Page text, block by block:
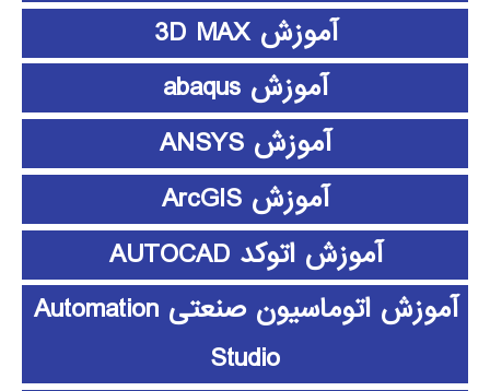
آموزش 3D MAX
آموزش abaqus
آموزش ANSYS
آموزش ArcGIS
آموزش اتوکد AUTOCAD
آموزش اتوماسیون صنعتی Automation
Studio